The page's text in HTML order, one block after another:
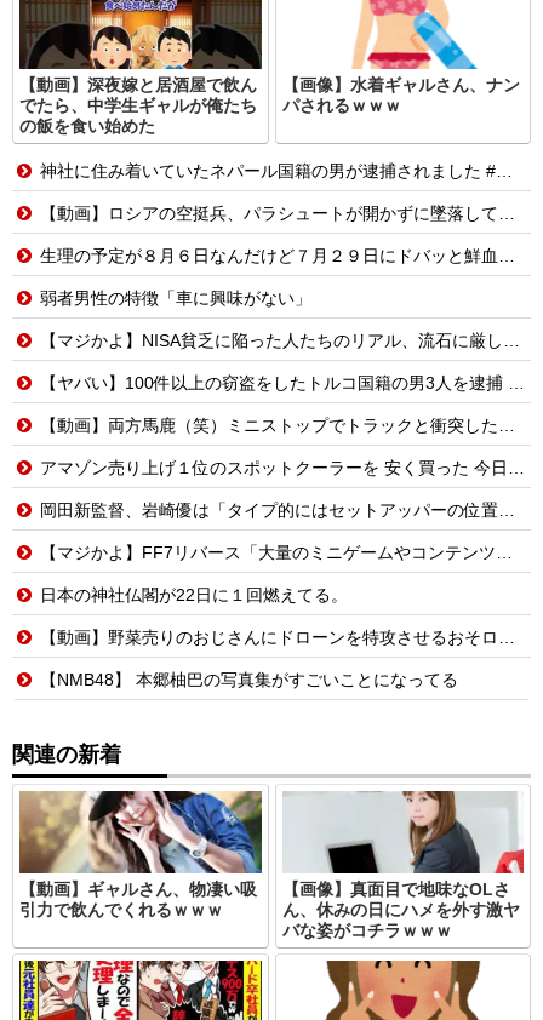
【動画】深夜嫁と居酒屋で飲ん
でたら、中学生ギャルが俺たち
の飯を食い始めた
【画像】水着ギャルさん、ナン
パされるｗｗｗ
神社に住み着いていたネパール国籍の男が逮捕されました #移民 #外国人
【動画】ロシアの空挺兵、パラシュートが開かずに墜落してしまう。
生理の予定が８月６日なんだけど７月２９日にドバッと鮮血でたから生理かな？って思ったのよね
弱者男性の特徴「車に興味がない」
【マジかよ】NISA貧乏に陥った人たちのリアル、流石に厳しい…w↓結果、食生活が悲惨な事に
【ヤバい】100件以上の窃盗をしたトルコ国籍の男3人を逮捕 #移民 #外国人
【動画】両方馬鹿（笑）ミニストップでトラックと衝突したドラレコが（ノ∇`）
アマゾン売り上げ１位のスポットクーラーを 安く買った 今日設置する 予定だが多少でも涼しくなったら良いな
岡田新監督、岩崎優は「タイプ的にはセットアッパーの位置が一番合うてる」←おーん
【マジかよ】FF7リバース「大量のミニゲームやコンテンツでユーザーが疲れ、ゲームから離れた」と浜口直樹ディレクターが公式インタビューで告白
日本の神社仏閣が22日に１回燃えてる。
【動画】野菜売りのおじさんにドローンを特攻させるおそロシア。
【NMB48】 本郷柚巴の写真集がすごいことになってる
関連の新着
【動画】ギャルさん、物凄い吸
引力で飲んでくれるｗｗｗ
【画像】真面目で地味なOLさ
ん、休みの日にハメを外す激ヤ
バな姿がコチラｗｗｗ